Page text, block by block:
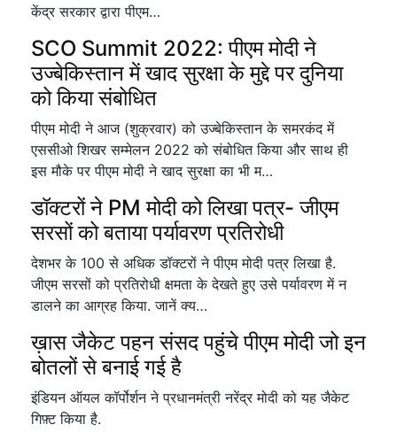
केंद्र सरकार द्वारा पीएम…
SCO Summit 2022: पीएम मोदी ने
उज्बेकिस्तान में खाद सुरक्षा के मुद्दे पर दुनिया
को किया संबोधित
पीएम मोदी ने आज (शुक्रवार) को उज्बेकिस्तान के समरकंद में
एससीओ शिखर सम्मेलन 2022 को संबोधित किया और साथ ही
इस मौके पर पीएम मोदी ने खाद सुरक्षा का भी म…
डॉक्टरों ने PM मोदी को लिखा पत्र- जीएम
सरसों को बताया पर्यावरण प्रतिरोधी
देशभर के 100 से अधिक डॉक्टरों ने पीएम मोदी पत्र लिखा है.
जीएम सरसों को प्रतिरोधी क्षमता के देखते हुए उसे पर्यावरण में न
डालने का आग्रह किया. जानें क्य…
ख़ास जैकेट पहन संसद पहुंचे पीएम मोदी जो इन
बोतलों से बनाई गई है
इंडियन ऑयल कॉर्पोर्शन ने प्रधानमंत्री नरेंद्र मोदी को यह जैकेट
गिफ़्ट किया है.